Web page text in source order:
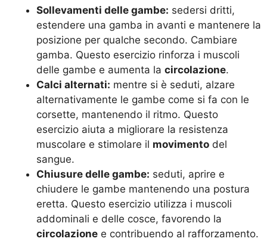
Sollevamenti delle gambe: sedersi dritti,
estendere una gamba in avanti e mantenere la
posizione per qualche secondo. Cambiare
gamba. Questo esercizio rinforza i muscoli
delle gambe e aumenta la circolazione.
Calci alternati: mentre si è seduti, alzare
alternativamente le gambe come si fa con le
corsette, mantenendo il ritmo. Questo
esercizio aiuta a migliorare la resistenza
muscolare e stimolare il movimento del
sangue.
Chiusure delle gambe: seduti, aprire e
chiudere le gambe mantenendo una postura
eretta. Questo esercizio utilizza i muscoli
addominali e delle cosce, favorendo la
circolazione e contribuendo al rafforzamento.